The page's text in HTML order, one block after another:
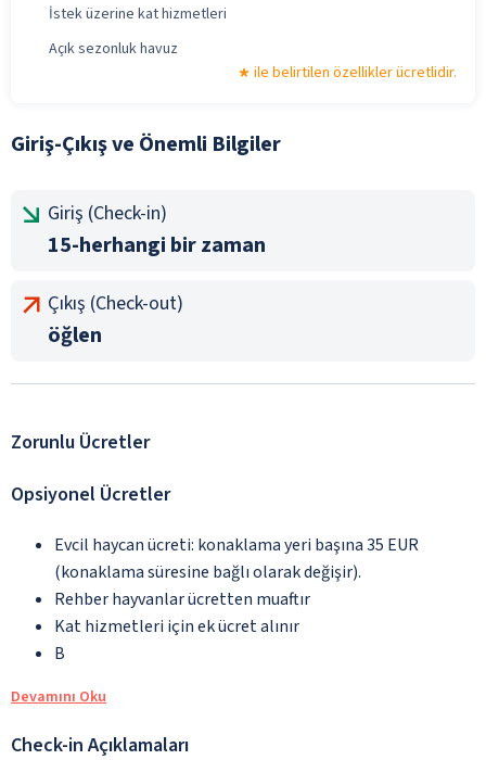
İstek üzerine kat hizmetleri
Açık sezonluk havuz
ile belirtilen özellikler ücretlidir.
Giriş-Çıkış ve Önemli Bilgiler
Giriş (Check-in)
15-herhangi bir zaman
Çıkış (Check-out)
öğlen
Zorunlu Ücretler
Opsiyonel Ücretler
Evcil haycan ücreti: konaklama yeri başına 35 EUR
(konaklama süresine bağlı olarak değişir).
Rehber hayvanlar ücretten muaftır
Kat hizmetleri için ek ücret alınır
B
Devamını Oku
Check-in Açıklamaları